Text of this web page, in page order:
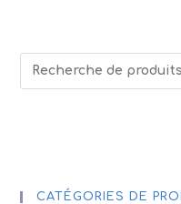
CATÉGORIES DE